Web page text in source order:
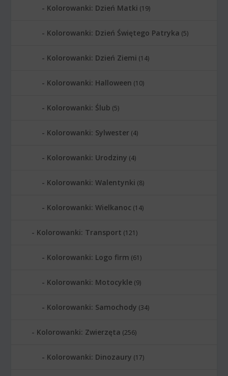
Kolorowanki: Dzień Matki (19)
Kolorowanki: Dzień Świętego Patryka (5)
Kolorowanki: Dzień Ziemi (14)
Kolorowanki: Halloween (10)
Kolorowanki: Ślub (5)
Kolorowanki: Sylwester (4)
Kolorowanki: Urodziny (4)
Kolorowanki: Walentynki (8)
Kolorowanki: Wielkanoc (14)
Kolorowanki: Transport (121)
Kolorowanki: Logo firm (61)
Kolorowanki: Motocykle (9)
Kolorowanki: Samochody (34)
Kolorowanki: Zwierzęta (256)
Kolorowanki: Dinozaury (17)